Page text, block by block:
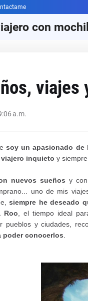
con
a.m.
soy un apasionado de
inquieto y
nuevos sueños y
uno de mis
siempre he deseado
Roo , el tiempo ideal
pueblos y ciudades,
poder conocerlos